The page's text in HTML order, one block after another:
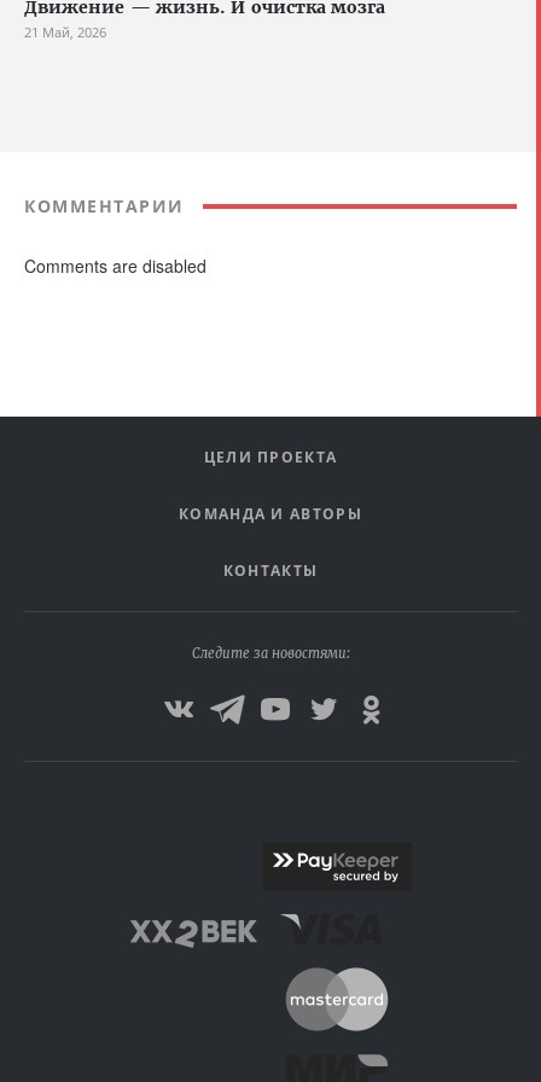
Движение — жизнь. И очистка мозга
21 Май, 2026
КОММЕНТАРИИ
Comments are disabled
ЦЕЛИ ПРОЕКТА
КОМАНДА И АВТОРЫ
КОНТАКТЫ
Следите за новостями: